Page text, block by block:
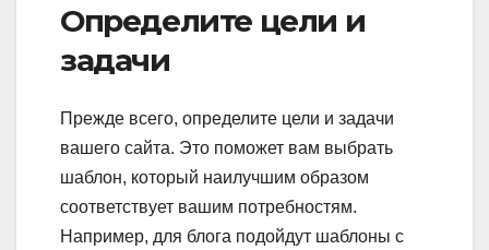
Определите цели и
задачи
Прежде всего, определите цели и задачи
вашего сайта. Это поможет вам выбрать
шаблон, который наилучшим образом
соответствует вашим потребностям.
Например, для блога подойдут шаблоны с